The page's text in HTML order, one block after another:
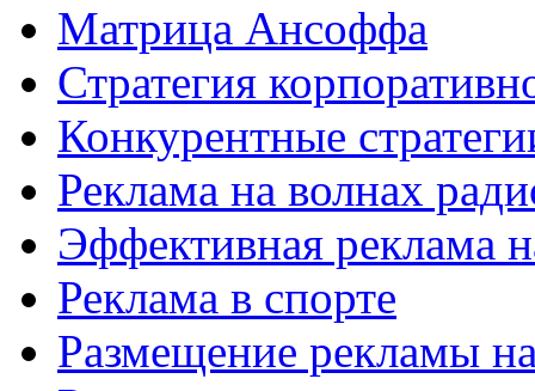
Матрица Ансоффа
Стратегия
Конкурентные
Реклама на волнах
Эффективная реклама
Реклама в спорте
Размещение рекламы